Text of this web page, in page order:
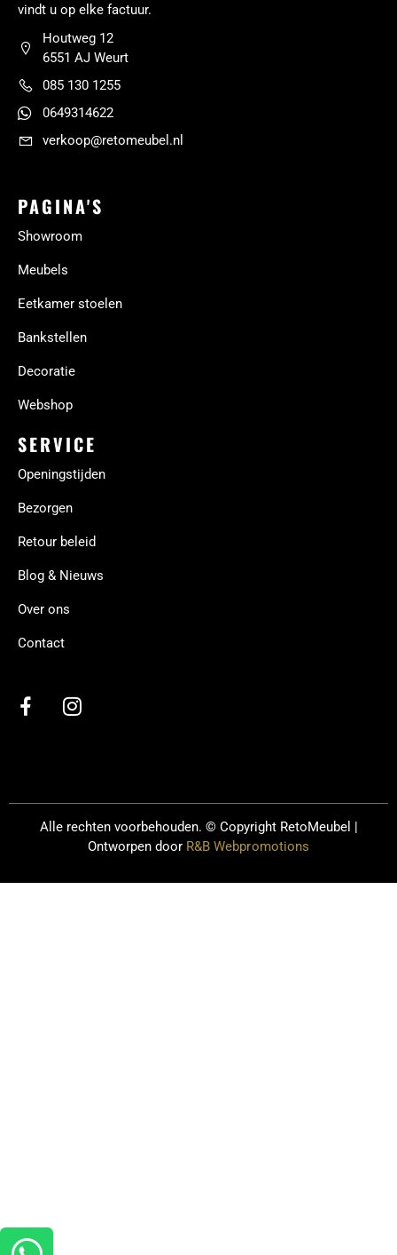
vindt u op elke factuur.
Houtweg 12
6551 AJ Weurt
085 130 1255
0649314622
verkoop@retomeubel.nl
PAGINA'S
Showroom
Meubels
Eetkamer stoelen
Bankstellen
Decoratie
Webshop
SERVICE
Openingstijden
Bezorgen
Retour beleid
Blog & Nieuws
Over ons
Contact
Alle rechten voorbehouden. © Copyright RetoMeubel |
Ontworpen door R&B Webpromotions